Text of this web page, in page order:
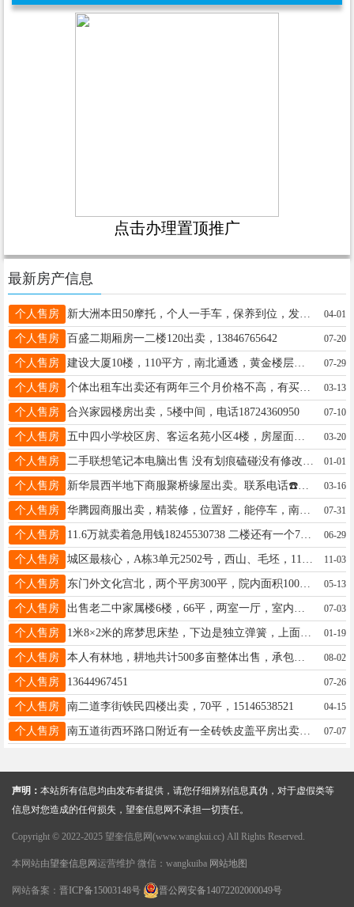
点击办理置顶推广
最新房产信息
个人售房 新大洲本田50摩托，个人一手车，保养到位，发动机状态良好，不烧机油，不异响，随时看车，当面验车。16645576008 04-01
个人售房 百盛二期厢房一二楼120出卖，13846765642 07-20
个人售房 建设大厦10楼，110平方，南北通透，黄金楼层，适合居住、学区，养老，产权清晰，拎包入住。电话：16645576008 07-29
个人售房 个体出租车出卖还有两年三个月价格不高，有买的电话联系，15145728697 03-13
个人售房 合兴家园楼房出卖，5楼中间，电话18724360950 07-10
个人售房 03-20
个人售房 01-01
个人售房 新华晨西半地下商服聚桥缘屋出卖。联系电话☎️18746527881 03-16
个人售房 华腾园商服出卖，精装修，位置好，能停车，南北通透，适合做生意，陪读，联系电话15146535544 07-31
个人售房 11.6万就卖着急用钱18245530738 二楼还有一个70平的房子也卖一小六中附近 房子不把山，三连门格局，拎包入住，价格便宜，微信同步 06-29
个人售房 11-03
个人售房 东门外文化宫北，两个平房300平，院内面积1000平。18746522385 05-13
个人售房 07-03
个人售房 01-19
个人售房 本人有林地，耕地共计500多亩整体出售，承包期到2050年，含3-6银中杨5万株，3-8柳树25万株，小乘黑20万株，有意联系13904555376 08-02
个人售房 13644967451 07-26
个人售房 南二道李街铁民四楼出卖，70平，15146538521 04-15
个人售房 南五道街西环路口附近有一全砖铁皮盖平房出卖，面积96平米，交通便利，电话15546563384 07-07
声明： 本站所有信息均由发布者提供，请您仔细辨别信息真伪，对于虚假类等
信息对您造成的任何损失，望奎信息网不承担一切责任。
Copyright © 2022-2025 望奎信息网(www.wangkui.cc) All Rights Reserved.
本网站由望奎信息网 运营维护 微信：wangkuiba 网站地图
网站备案： 晋ICP备15003148号 晋公网安备14072202000049号